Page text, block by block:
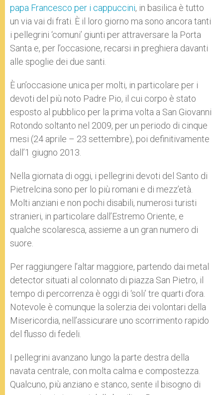
papa Francesco per i cappuccini, in basilica è tutto
un via vai di frati. È il loro giorno ma sono ancora tanti
i pellegrini ‘comuni’ giunti per attraversare la Porta
Santa e, per l’occasione, recarsi in preghiera davanti
alle spoglie dei due santi.
È un’occasione unica per molti, in particolare per i
devoti del più noto Padre Pio, il cui corpo è stato
esposto al pubblico per la prima volta a San Giovanni
Rotondo soltanto nel 2009, per un periodo di cinque
mesi (24 aprile – 23 settembre), poi definitivamente
dall’1 giugno 2013.
Nella giornata di oggi, i pellegrini devoti del Santo di
Pietrelcina sono per lo più romani e di mezz’età.
Molti anziani e non pochi disabili, numerosi turisti
stranieri, in particolare dall’Estremo Oriente, e
qualche scolaresca, assieme a un gran numero di
suore.
Per raggiungere l’altar maggiore, partendo dai metal
detector situati al colonnato di piazza San Pietro, il
tempo di percorrenza è oggi di ‘soli’ tre quarti d’ora.
Notevole è comunque la solerzia dei volontari della
Misericordia, nell’assicurare uno scorrimento rapido
del flusso di fedeli.
I pellegrini avanzano lungo la parte destra della
navata centrale, con molta calma e compostezza.
Qualcuno, più anziano e stanco, sente il bisogno di